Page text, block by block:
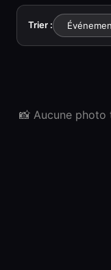
Trier :
📸 Aucune photo